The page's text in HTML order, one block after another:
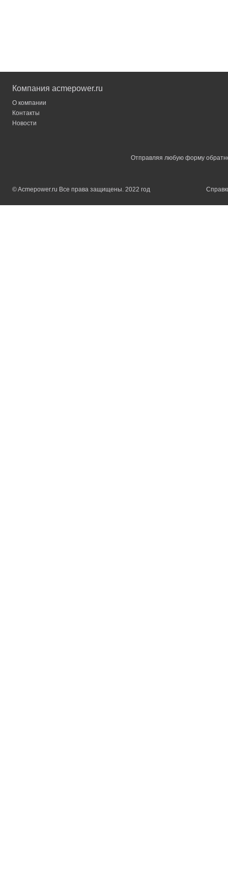
Компания acmepower.ru
О компании
Контакты
Новости
Отправляя любую форму
© Acmepower.ru Все права защищены. 2022 год